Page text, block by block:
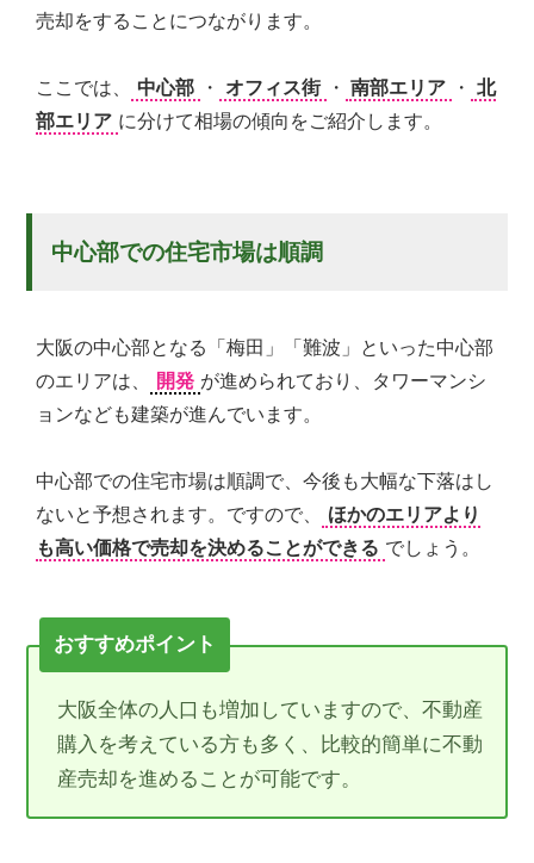
売却をすることにつながります。
ここでは、 中心部 ・ オフィス街 ・ 南部エリア ・ 北
部エリア に分けて相場の傾向をご紹介します。
中心部での住宅市場は順調
大阪の中心部となる「梅田」「難波」といった中心部
のエリアは、
開発 が進められており、タワーマンシ
ョンなども建築が進んでいます。
中心部での住宅市場は順調で、今後も大幅な下落はし
ないと予想されます。ですので、
ほかのエリアより
も高い価格で売却を決めることができる でしょう。
おすすめポイント
大阪全体の人口も増加していますので、不動産
購入を考えている方も多く、比較的簡単に不動
産売却を進めることが可能です。